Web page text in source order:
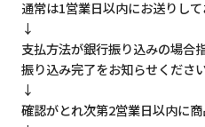
通常は1営業日以内にお送りして
↓
支払方法が銀行振り込みの場合
振り込み完了をお知らせくださ
↓
確認がとれ次第2営業日以内に